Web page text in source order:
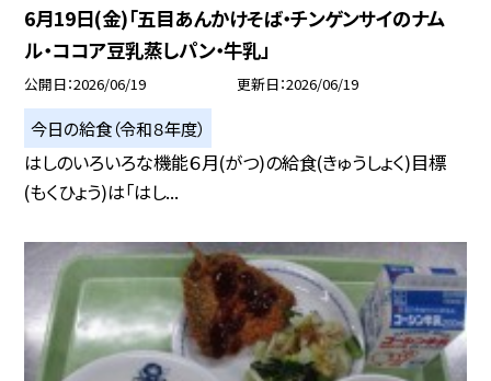
6月19日(金)「五目あんかけそば・チンゲンサイのナム
ル・ココア豆乳蒸しパン・牛乳」
公開日 2026/06/19 更新日 2026/06/19
今日の給食（令和８年度）
はしのいろいろな機能６月(がつ)の給食(きゅうしょく)目標
(もくひょう)は「はし...